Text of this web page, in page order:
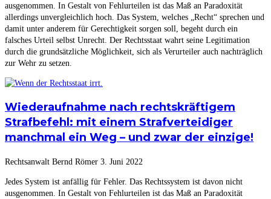
ausgenommen. In Gestalt von Fehlurteilen ist das Maß an Paradoxität
allerdings unvergleichlich hoch. Das System, welches „Recht“ sprechen und
damit unter anderem für Gerechtigkeit sorgen soll, begeht durch ein
falsches Urteil selbst Unrecht. Der Rechtsstaat wahrt seine Legitimation
durch die grundsätzliche Möglichkeit, sich als Verurteiler auch nachträglich
zur Wehr zu setzen.
Wiederaufnahme nach rechtskräftigem
Strafbefehl: mit einem Strafverteidiger
manchmal ein Weg – und zwar der einzige!
Rechtsanwalt Bernd Römer 3. Juni 2022
Jedes System ist anfällig für Fehler. Das Rechtssystem ist davon nicht
ausgenommen. In Gestalt von Fehlurteilen ist das Maß an Paradoxität